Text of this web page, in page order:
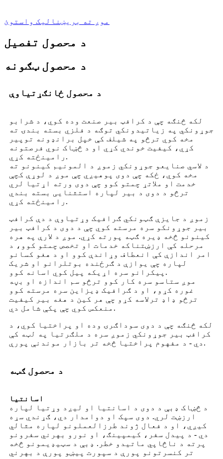
موږ ته بریښنالیک واستوئ
د محصول تفصیل
د محصول ټګونه
د محصول ځانګړتیاوې
لکه څنګه چې د کرافټ بیر صنعت وده کوي، د شرابو
جوړونکي په زیاتیدونکي توګه د فلزي بسته بندۍ ته
مخه کوي ترڅو په شیلف کې خپل برانډونه توپیر
کړي، کیفیت خوندي کړي او د څښاک نوي فرصتونه
رامینځته کړي.
د لاسي صنایعو جوړونکي زموږ د المونیم کینونو ته
مخه کوي، ځکه چې دوی پوهیږي چې موږ د لوړې کچې
خدمت او ملاتړ چمتو کوو چې دوی ورته اړتیا لري
ترڅو د دوی د بیر لپاره استثنایی بسته بندي
رامینځته کړي.
زموږ د جایزې ګټونکي ګرافیک وړتیاوې د دې کرافټ
بیر جوړونکو سره مرسته کوي چې د دوی د کرافټ بیر
کینونو څخه ډیره ګټه پورته کړي. موږ د لارې په هره
مرحله کې ارزښتناکه خدمات او تخصص چمتو کوو، د
امر اندازې کې انعطاف وړاندې کوو او د هغو کسانو
لپاره چې یوازې د ګرځنده بوتلرانو او شریک
پیکرانو سره اړیکه پیل کوي اسانه کوو.
موږ ستاسو سره کار کوو ترڅو سم اندازه او بڼه
غوره کړو، او د ګرافیک ډیزاین سره مرسته کوو
ترڅو ډاډ ترلاسه کړو چې هر کین د هغه بیر کیفیت
منعکس کوي چې پکې شامل دي.
لکه څنګه چې د دوی سوداګرۍ وده او پراختیا کوي، د
کرافټ بیر جوړونکي زموږ سره د ملګرتیا په لټه کې
دي - د مفهوم پراختیا څخه تر بازار موندنې پورې.
د محصول ګټه
اسانتیا
د څښاک ډبې د دوی د اسانتیا او لیږد وړتیا لپاره
ارزښت لري. دوی سپک او دوامدار دي، ګړندي سړه
کیږي، او د فعال ژوند طرزالعملونو لپاره مثالي
دي - د پیدل سفر، کیمپینګ، او نورو بهرني سفرونو
پرته د ناڅاپي ماتیدو خطر. ډبې د سټیډیمونو څخه
تر کنسرتونو پورې د سپورت پیښو پورې د بهرني